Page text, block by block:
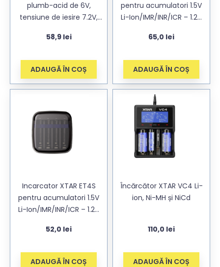
plumb-acid de 6V,
tensiune de iesire 7.2V,
58,9 lei
ADAUGĂ ÎN COȘ
pentru acumulatori 1.5V
Li-Ion/IMR/INR/ICR – 1.2V
65,0 lei
ADAUGĂ ÎN COȘ
Incarcator XTAR ET4S
pentru acumulatori 1.5V
Li-Ion/IMR/INR/ICR – 1.2V
52,0 lei
ADAUGĂ ÎN COȘ
Încărcător XTAR VC4 Li-
ion, Ni-MH și NiCd
110,0 lei
ADAUGĂ ÎN COȘ